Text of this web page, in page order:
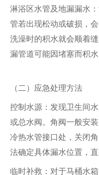
淋浴区水管及地漏漏水
管若出现松动或破损，
洗澡时的积水就会顺着
漏管道可能因堵塞而积
（二）应急处理方法
控制水源：发现卫生间
或总水阀。角阀一般安
冷热水管接口处，关闭
法确定具体漏水位置，直
临时补救：对于马桶水